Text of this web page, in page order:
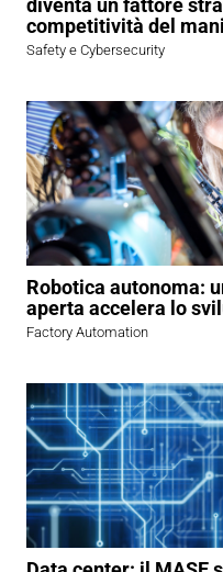
diventa un fattore
competitività del
Safety e Cybersecurity
Robotica autonoma:
aperta accelera lo
Factory Automation